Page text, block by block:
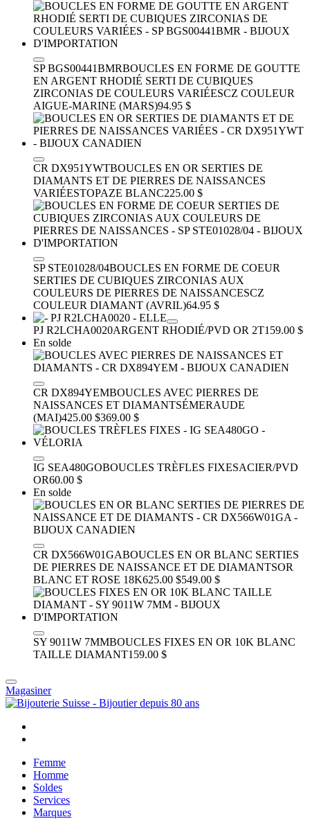
SP BGS00441BMRBOUCLES EN FORME DE GOUTTE
EN ARGENT RHODIÉ SERTI DE CUBIQUES
ZIRCONIAS DE COULEURS VARIÉESCZ COULEUR
AIGUE-MARINE (MARS)94.95 $
CR DX951YWTBOUCLES EN OR SERTIES DE
DIAMANTS ET DE PIERRES DE NAISSANCES
VARIÉESTOPAZE BLANC225.00 $
SP STE01028/04BOUCLES EN FORME DE COEUR
SERTIES DE CUBIQUES ZIRCONIAS AUX
COULEURS DE PIERRES DE NAISSANCESCZ
COULEUR DIAMANT (AVRIL)64.95 $
PJ R2LCHA0020ARGENT RHODIÉ/PVD OR 2T159.00 $
En solde
CR DX894YEMBOUCLES AVEC PIERRES DE
NAISSANCES ET DIAMANTSÉMERAUDE
(MAI)425.00 $369.00 $
IG SEA480GOBOUCLES TRÈFLES FIXESACIER/PVD
OR60.00 $
En solde
CR DX566W01GABOUCLES EN OR BLANC SERTIES
DE PIERRES DE NAISSANCE ET DE DIAMANTSOR
BLANC ET ROSE 18K625.00 $549.00 $
SY 9011W 7MMBOUCLES FIXES EN OR 10K BLANC
TAILLE DIAMANT159.00 $
Magasiner
Femme
Homme
Soldes
Services
Marques